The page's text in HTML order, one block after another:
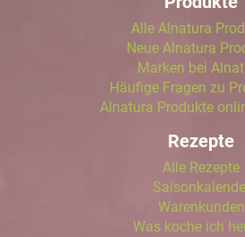
Alle Alnatura
Neue Alnatura
Marken bei
Häufige Fragen zu
Alnatura Produkte
Rezepte
Alle Rezepte
Warenkunden
Was koche ich